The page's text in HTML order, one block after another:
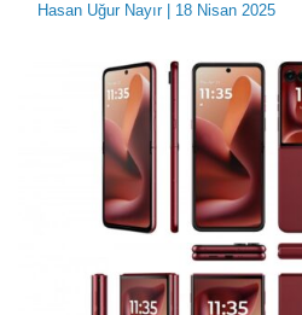
Hasan Uğur Nayır| 18 Nisan 2025